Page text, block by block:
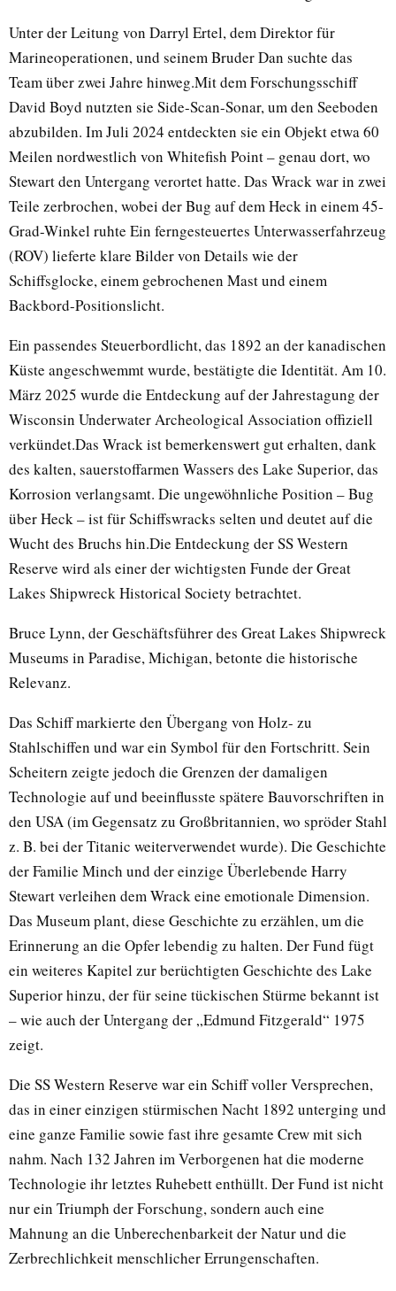
Unter der Leitung von Darryl Ertel, dem Direktor für
Marineoperationen, und seinem Bruder Dan suchte das
Team über zwei Jahre hinweg.Mit dem Forschungsschiff
David Boyd nutzten sie Side-Scan-Sonar, um den Seeboden
abzubilden. Im Juli 2024 entdeckten sie ein Objekt etwa 60
Meilen nordwestlich von Whitefish Point – genau dort, wo
Stewart den Untergang verortet hatte. Das Wrack war in zwei
Teile zerbrochen, wobei der Bug auf dem Heck in einem 45-
Grad-Winkel ruhte Ein ferngesteuertes Unterwasserfahrzeug
(ROV) lieferte klare Bilder von Details wie der
Schiffsglocke, einem gebrochenen Mast und einem
Backbord-Positionslicht.
Ein passendes Steuerbordlicht, das 1892 an der kanadischen
Küste angeschwemmt wurde, bestätigte die Identität. Am 10.
März 2025 wurde die Entdeckung auf der Jahrestagung der
Wisconsin Underwater Archeological Association offiziell
verkündet.Das Wrack ist bemerkenswert gut erhalten, dank
des kalten, sauerstoffarmen Wassers des Lake Superior, das
Korrosion verlangsamt. Die ungewöhnliche Position – Bug
über Heck – ist für Schiffswracks selten und deutet auf die
Wucht des Bruchs hin.Die Entdeckung der SS Western
Reserve wird als einer der wichtigsten Funde der Great
Lakes Shipwreck Historical Society betrachtet.
Bruce Lynn, der Geschäftsführer des Great Lakes Shipwreck
Museums in Paradise, Michigan, betonte die historische
Relevanz.
Das Schiff markierte den Übergang von Holz- zu
Stahlschiffen und war ein Symbol für den Fortschritt. Sein
Scheitern zeigte jedoch die Grenzen der damaligen
Technologie auf und beeinflusste spätere Bauvorschriften in
den USA (im Gegensatz zu Großbritannien, wo spröder Stahl
z. B. bei der Titanic weiterverwendet wurde). Die Geschichte
der Familie Minch und der einzige Überlebende Harry
Stewart verleihen dem Wrack eine emotionale Dimension.
Das Museum plant, diese Geschichte zu erzählen, um die
Erinnerung an die Opfer lebendig zu halten. Der Fund fügt
ein weiteres Kapitel zur berüchtigten Geschichte des Lake
Superior hinzu, der für seine tückischen Stürme bekannt ist
– wie auch der Untergang der „Edmund Fitzgerald“ 1975
zeigt.
Die SS Western Reserve war ein Schiff voller Versprechen,
das in einer einzigen stürmischen Nacht 1892 unterging und
eine ganze Familie sowie fast ihre gesamte Crew mit sich
nahm. Nach 132 Jahren im Verborgenen hat die moderne
Technologie ihr letztes Ruhebett enthüllt. Der Fund ist nicht
nur ein Triumph der Forschung, sondern auch eine
Mahnung an die Unberechenbarkeit der Natur und die
Zerbrechlichkeit menschlicher Errungenschaften.